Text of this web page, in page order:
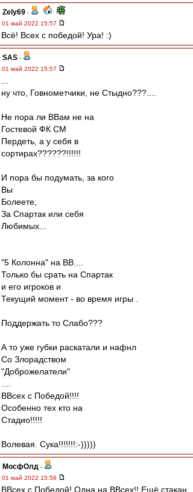
Zely69 -
01 май 2022 15:57
Всё! Всех с победой! Ура! :)
SAS -
01 май 2022 15:57
ну что, Говнометчики, не Стыдно???....
Не пора ли ВВам не на
Гостевой ФК СМ
Пердеть, а у себя в
сортирах??????!!!!!!
И пора бы подумать, за кого
Вы
Болеете,
За Спартак или себя
Любимых...
"5 Колонна" на ВВ....
Только бы срать на Спартак
и его игроков и
Текущий момент - во время игры .
Поддержать то Слабо???
А то уже губки раскатали и нафнл
Со Злорадством
"Доброжелатели"
ВВсех с Победой!!!!
Особенно тех кто на
Стадио!!!!!
Волевая. Сука!!!!!!!:-)))))
МосфОлд -
01 май 2022 15:56
ВВсех с Победой! Одна на ВВсех!! Ещё стакан